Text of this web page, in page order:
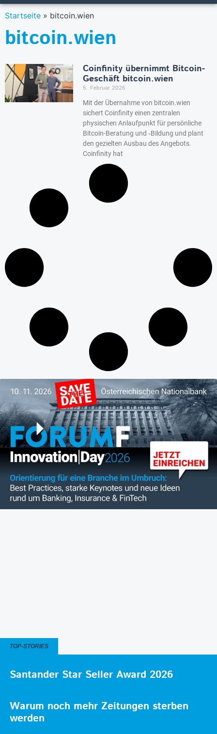
Startseite » bitcoin.wien
bitcoin.wien
Coinfinity übernimmt Bitcoin-
Geschäft bitcoin.wien
5. Februar 2026
Mit der Übernahme von bitcoin.wien
sichert Coinfinity einen zentralen
physischen Anlaufpunkt für persönliche
Bitcoin-Beratung und ‑Bildung und plant
den gezielten Ausbau des Angebots.
Coinfinity hat
TOP-STORIES
Santander Star Seller Award 2026
Warum noch mehr Zeitungen sterben
werden